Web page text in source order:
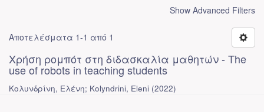
Show Advanced Filters
Αποτελέσματα 1-1 από 1
Χρήση ρομπότ στη διδασκαλία μαθητών - The
use of robots in teaching students
Κολυνδρίνη, Ελένη; Kolyndrini, Eleni (2022)